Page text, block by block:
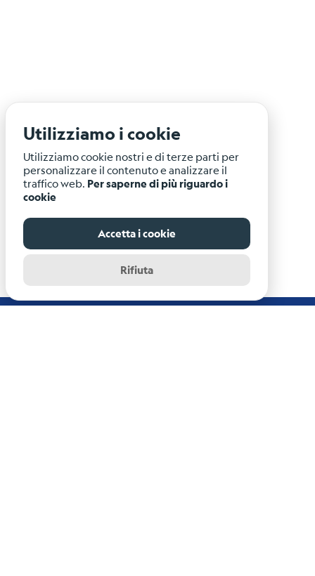
Utilizziamo i cookie
Utilizziamo cookie nostri e di terze parti per
personalizzare il contenuto e analizzare il
traffico web. Per saperne di più riguardo i
cookie
Accetta i cookie
Rifiuta